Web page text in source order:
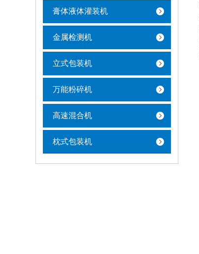
膏体液体灌装机
金属检测机
立式包装机
万能粉碎机
高速混合机
枕式包装机